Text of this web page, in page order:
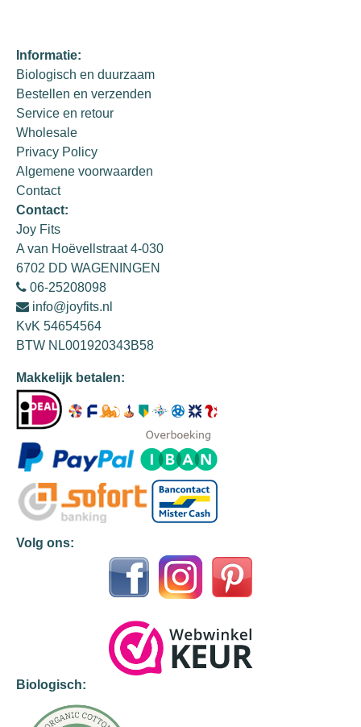
Informatie:
Biologisch en duurzaam
Bestellen en verzenden
Service en retour
Wholesale
Privacy Policy
Algemene voorwaarden
Contact
Contact:
Joy Fits
A van Hoëvellstraat 4-030
6702 DD WAGENINGEN
06-25208098
info@joyfits.nl
KvK 54654564
BTW NL001920343B58
Makkelijk betalen:
Volg ons:
Biologisch: